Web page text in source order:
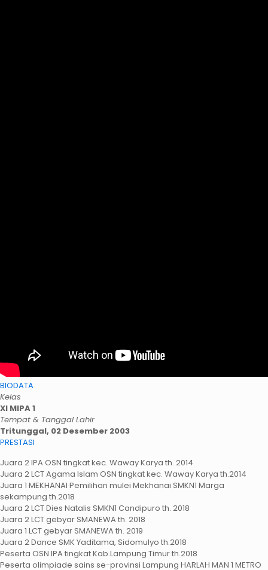
BIODATA
Kelas
XI MIPA 1
Tempat & Tanggal Lahir
Tritunggal, 02 Desember 2003
PRESTASI
Juara 2 IPA OSN tingkat kec. Waway Karya th. 2014
Juara 2 LCT Agama Islam OSN tingkat kec. Waway Karya th.2014
Juara 1 MEKHANAI Pemilihan mulei Mekhanai SMKN1 Marga
sekampung th.2018
Juara 2 LCT Dies Natalis SMKN1 Candipuro th. 2018
Juara 2 LCT gebyar SMANEWA th. 2018
Juara 1 LCT gebyar SMANEWA th. 2019
Juara 2 Dance SMK Yaditama, Sidomulyo th.2018
Peserta OSN IPA tingkat Kab.Lampung Timur th.2018
Peserta olimpiade sains se-provinsi Lampung HARLAH MAN 1 METRO